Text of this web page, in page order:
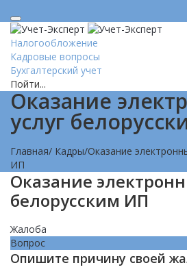
Налогообложение
Кадровые вопросы
Бухгалтерский учет
Пойти...
Оказание
услуг
Главная/ Кадры/Оказание
ИП
Оказание
белорусским ИП
Жалоба
Вопрос
Опишите причину своей